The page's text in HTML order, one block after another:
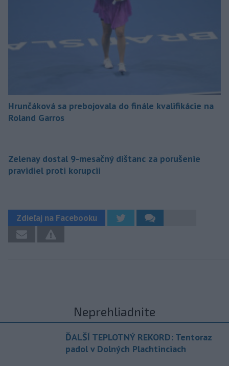
Hrunčáková sa prebojovala do finále kvalifikácie na
Roland Garros
Zelenay dostal 9-mesačný dištanc za porušenie
pravidiel proti korupcii
Zdieľaj na Facebooku
Neprehliadnite
ĎALŠÍ TEPLOTNÝ REKORD: Tentoraz
padol v Dolných Plachtinciach